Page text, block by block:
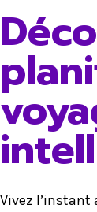
Vivez l’instant